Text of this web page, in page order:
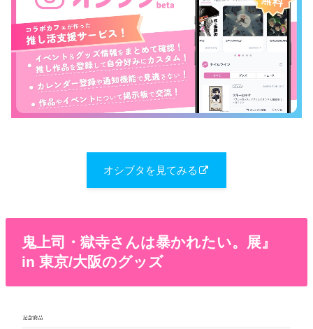
オシブタを見てみる
鬼上司・獄寺さんは暴かれたい。展』
in 東京/大阪のグッズ